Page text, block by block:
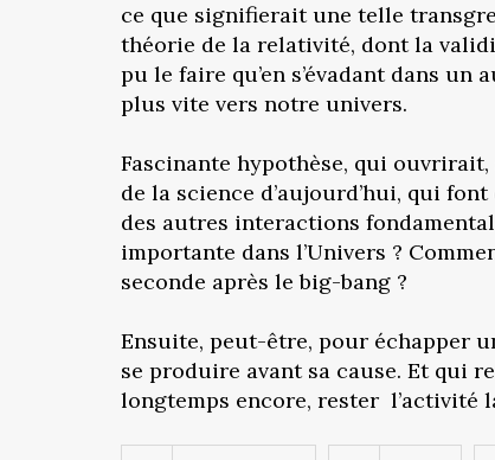
ce que signifierait une telle
théorie de la relativité, dont la
pu le faire qu’en s’évadant dans
plus vite vers notre univers.
Fascinante hypothèse, qui
de la science d’aujourd’hui, qui
des autres interactions
importante dans l’Univers ?
seconde après le big-bang ?
Ensuite, peut-être, pour échapper
se produire avant sa cause. Et qui
longtemps encore, rester l’activité